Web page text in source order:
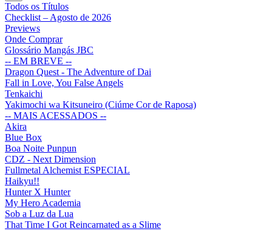
Todos os Títulos
Checklist – Agosto de 2026
Previews
Onde Comprar
Glossário Mangás JBC
-- EM BREVE --
Dragon Quest - The Adventure of Dai
Fall in Love, You False Angels
Tenkaichi
Yakimochi wa Kitsuneiro (Ciúme Cor de Raposa)
-- MAIS ACESSADOS --
Akira
Blue Box
Boa Noite Punpun
CDZ - Next Dimension
Fullmetal Alchemist ESPECIAL
Haikyu!!
Hunter X Hunter
My Hero Academia
Sob a Luz da Lua
That Time I Got Reincarnated as a Slime